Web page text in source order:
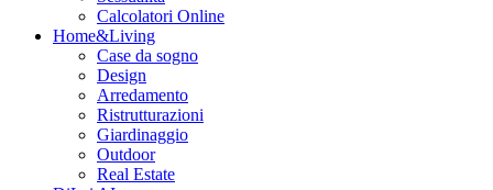
Calcolatori Online
Home&Living
Case da sogno
Design
Arredamento
Ristrutturazioni
Giardinaggio
Outdoor
Real Estate